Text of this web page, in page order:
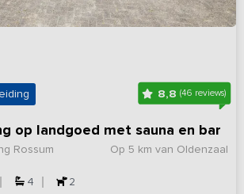
8,8 (46 reviews)
op landgoed met sauna en bar
Op 5 km van Oldenzaal
Rossum
4 2